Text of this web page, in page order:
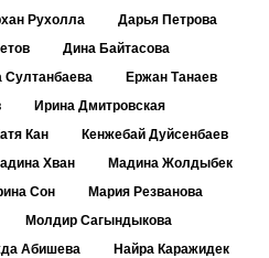
Рухолла
Дарья Петрова
Дина Байтасова
Султанбаева
Ержан Танаев
Ирина Дмитровская
Кан
Кенжебай Дуйсенбаев
Хван
Мадина Жолдыбек
Сон
Мария Резванова
Молдир Сагындыкова
Абишева
Найра Каражидек